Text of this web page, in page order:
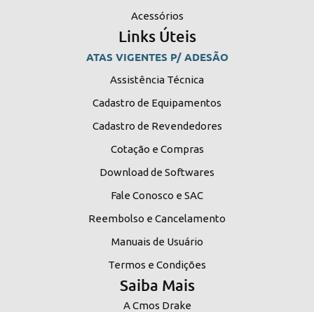
Acessórios
Links Úteis
ATAS VIGENTES P/ ADESÃO
Assistência Técnica
Cadastro de Equipamentos
Cadastro de Revendedores
Cotação e Compras
Download de Softwares
Fale Conosco e SAC
Reembolso e Cancelamento
Manuais de Usuário
Termos e Condições
Saiba Mais
A Cmos Drake